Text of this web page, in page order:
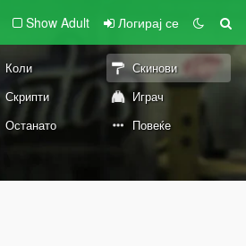
Show Adult Логирај се
Коли
Скинови
Скрипти
Играч
Останато Повеќе